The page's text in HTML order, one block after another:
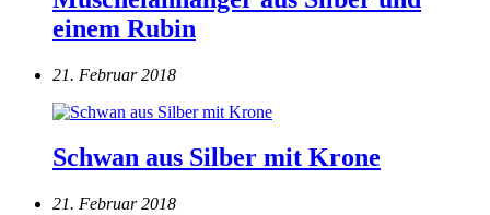
einem Rubin
21. Februar 2018
Schwan aus Silber mit Krone
21. Februar 2018